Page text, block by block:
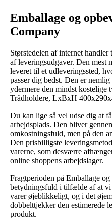
Emballage og
Company
Størstedelen af internet
af leveringsudgaver. Den mest
leveret til et udleveringssted,
passer dig bedst. Den er
ydermere den mindst kostelige
Trådholdere, LxBxH
Du kan lige så vel udse dig at
arbejdsplads. Den bliver
omkostningsfuld, men på den
Den prisbilligste
varerne, som desværre
online shoppens arbejdslager.
Fragtperioden på Emballage
betydningsfuld i tilfælde af at vi
varer øjeblikkeligt, og i det
dobbelttjekker den estimerede
produkt.